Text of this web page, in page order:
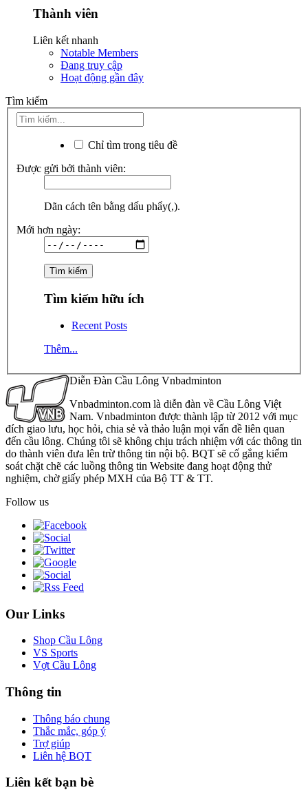
Thành viên
Liên kết nhanh
Notable Members
Đang truy cập
Hoạt động gần đây
Tìm kiếm
Chỉ tìm trong tiêu đề
Được gửi bởi thành viên:
Dãn cách tên bằng dấu phẩy(,).
Mới hơn ngày:
Tìm kiếm hữu ích
Recent Posts
Thêm...
Diễn Đàn Cầu Lông Vnbadminton
Vnbadminton.com là diễn đàn về Cầu Lông Việt
Nam. Vnbadminton được thành lập từ 2012 với mục
đích giao lưu, học hỏi, chia sẻ và thảo luận mọi vấn đề liên quan
đến cầu lông. Chúng tôi sẽ không chịu trách nhiệm với các thông tin
do thành viên đưa lên trừ thông tin nội bộ. BQT sẽ cố gắng kiểm
soát chặt chẽ các luồng thông tin Website đang hoạt động thử
nghiệm, chờ giấy phép MXH của Bộ TT & TT.
Follow us
Our Links
Shop Cầu Lông
VS Sports
Vợt Cầu Lông
Thông tin
Thông báo chung
Thắc mắc, góp ý
Trợ giúp
Liên hệ BQT
Liên kết bạn bè